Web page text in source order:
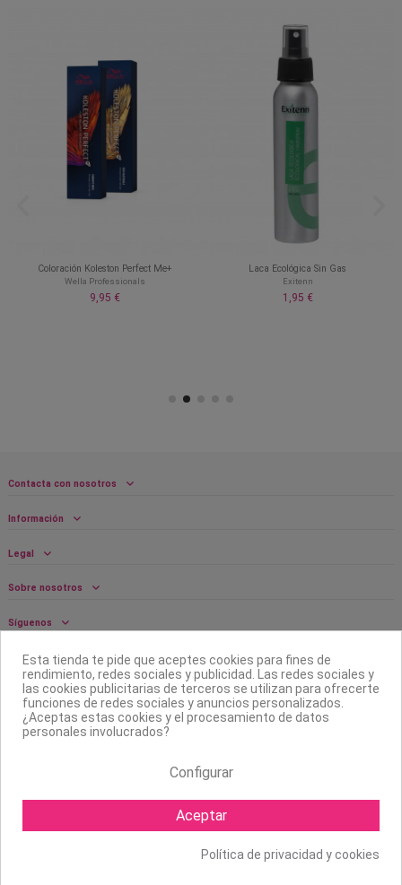
Coloración Koleston Perfect Me+
Wella Professionals
9,95 €
Laca Ecológica Sin Gas
Exitenn
1,95 €
Contacta con nosotros
Información
Legal
Sobre nosotros
Síguenos
Boletín
Esta tienda te pide que aceptes cookies para fines de
rendimiento, redes sociales y publicidad. Las redes sociales y
las cookies publicitarias de terceros se utilizan para ofrecerte
funciones de redes sociales y anuncios personalizados.
¿Aceptas estas cookies y el procesamiento de datos
personales involucrados?
Configurar
Aceptar
Política de privacidad y cookies